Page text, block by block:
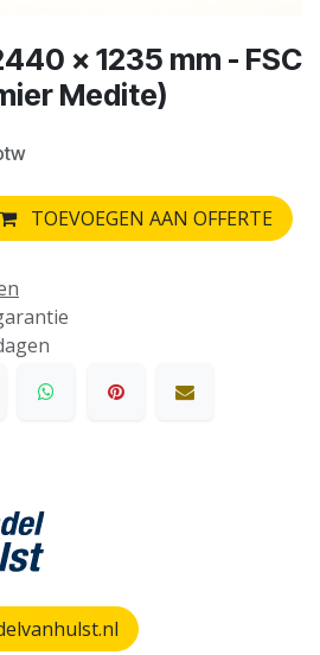
x 1235 mm - FSC
Medite)
TOEVOEGEN AAN OFFERTE